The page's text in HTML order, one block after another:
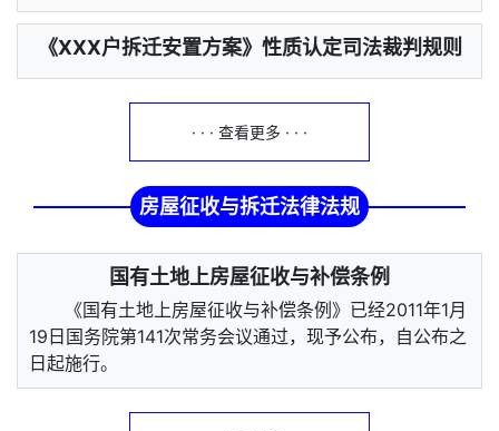
《XXX户拆迁安置方案》性质认定司法裁判规则
· · · 查看更多 · · ·
房屋征收与拆迁法律法规
国有土地上房屋征收与补偿条例
《国有土地上房屋征收与补偿条例》已经2011年1月
19日国务院第141次常务会议通过，现予公布，自公布之
日起施行。